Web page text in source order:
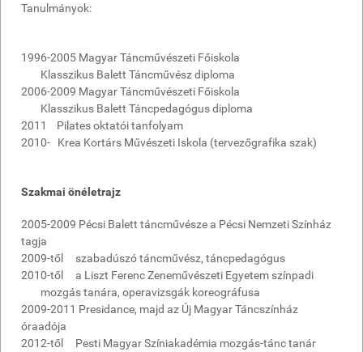
Tanulmányok:
1996-2005 Magyar Táncművészeti Főiskola
Klasszikus Balett Táncművész diploma
2006-2009 Magyar Táncművészeti Főiskola
Klasszikus Balett Táncpedagógus diploma
2011 Pilates oktatói tanfolyam
2010- Krea Kortárs Művészeti Iskola (tervezőgrafika szak)
Szakmai önéletrajz
2005-2009 Pécsi Balett táncművésze a Pécsi Nemzeti Színház
tagja
2009-től szabadúszó táncművész, táncpedagógus
2010-től a Liszt Ferenc Zeneművészeti Egyetem színpadi
mozgás tanára, operavizsgák koreográfusa
2009-2011 Presidance, majd az Új Magyar Táncszínház
óraadója
2012-től Pesti Magyar Színiakadémia mozgás-tánc tanár